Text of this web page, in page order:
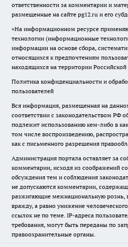
ответственности за комментарии и
размещенные на сайте pg12.ru и его
«На информационном ресурсе
технологии (информационные
информации на основе сбора,
относящихся к предпочтениям
находящихся на территории
Политика конфиденциальности и
пользователей
Вся информация, размещенная на
соответствии с законодательством РФ
подлежит использованию кем-либо в
том числе воспроизведению,
как с письменного разрешения
Администрация портала оставляет за
комментарии, исходя из соображений
обсуждения тем и соблюдения
не допускаются комментарии,
разжигающие межнациональную рознь,
вражду, а равно унижение
ссылок не по теме. IP-адреса
требования, могут быть переданы по
правоохранительные органы.